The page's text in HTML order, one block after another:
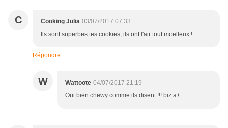
C Cooking Julia 03/07/2017 07:33
Ils sont superbes tes cookies, ils ont l'air tout moelleux !
Répondre
W Wattoote 04/07/2017 21:19
Oui bien chewy comme ils disent !!! biz a+